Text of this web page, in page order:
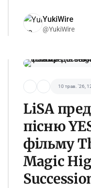
YukiWire
@YukiWire
10 трав. '26,
LiSA
пісню
фільму
Magic